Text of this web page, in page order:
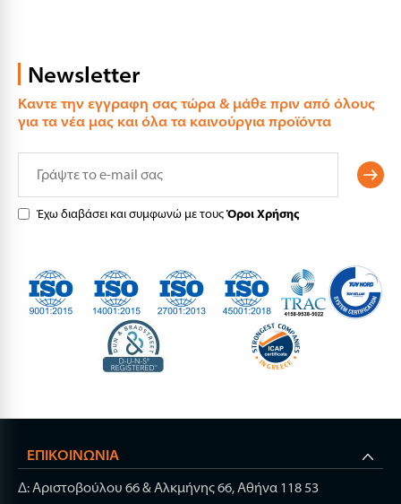
Newsletter
Καντε την εγγραφη σας τώρα & μάθε πριν από όλους
για τα νέα μας και όλα τα καινούργια προϊόντα
Έχω διαβάσει και συμφωνώ με τουςΌροι Χρήσης
ΕΠΙΚΟΙΝΩΝΊΑ
Δ: Αριστοβούλου 66 & Αλκμήνης 66, Αθήνα 118 53